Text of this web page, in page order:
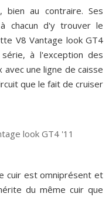
bien au contraire. Ses
chacun d'y trouver le
V8 Vantage look GT4
à l'exception des
une ligne de caisse
que le fait de cruiser
cuir est omniprésent et
du même cuir que